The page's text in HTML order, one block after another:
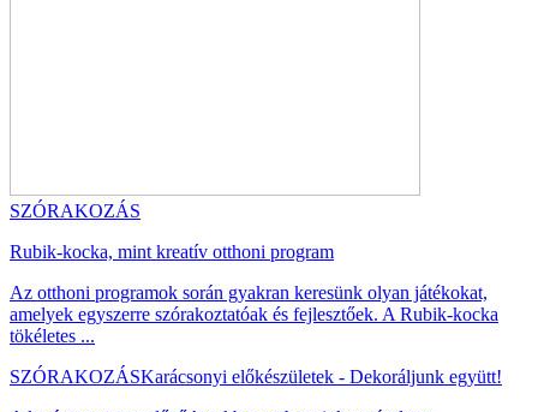
SZÓRAKOZÁS
Rubik-kocka, mint kreatív otthoni program
Az otthoni programok során gyakran keresünk olyan játékokat,
amelyek egyszerre szórakoztatóak és fejlesztőek. A Rubik-kocka
tökéletes ...
SZÓRAKOZÁSKarácsonyi előkészületek - Dekoráljunk együtt!